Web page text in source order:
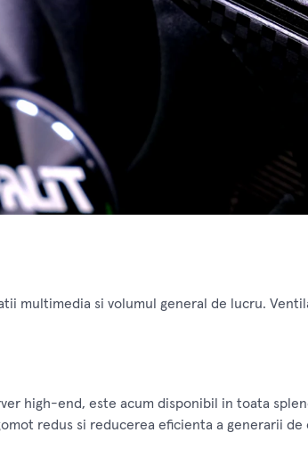
multimedia si volumul general de lucru.
high-end, este acum disponibil in toata
redus si reducerea eficienta a generarii de